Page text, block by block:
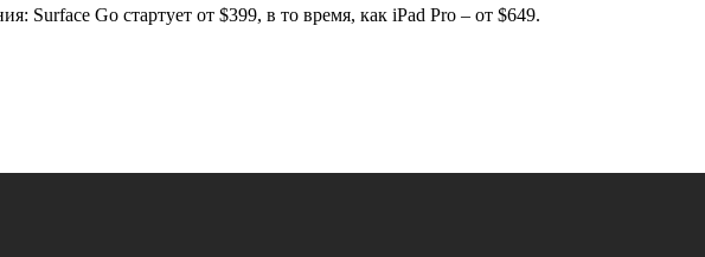
Surface Go стартует от $399, в то время, как iPad Pro – от $649.